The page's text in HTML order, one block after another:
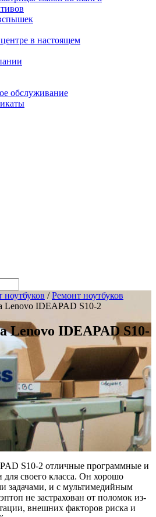
в настоящем
обслуживание
ноутбуков /Ремонт ноутбуков
Lenovo IDEAPAD S10-2
Lenovo IDEAPAD S10-
S10-2 отличные программные и
своего класса. Он хорошо
задачами, и с мультимедийным
не застрахован от поломок из-
внешних факторов риска и